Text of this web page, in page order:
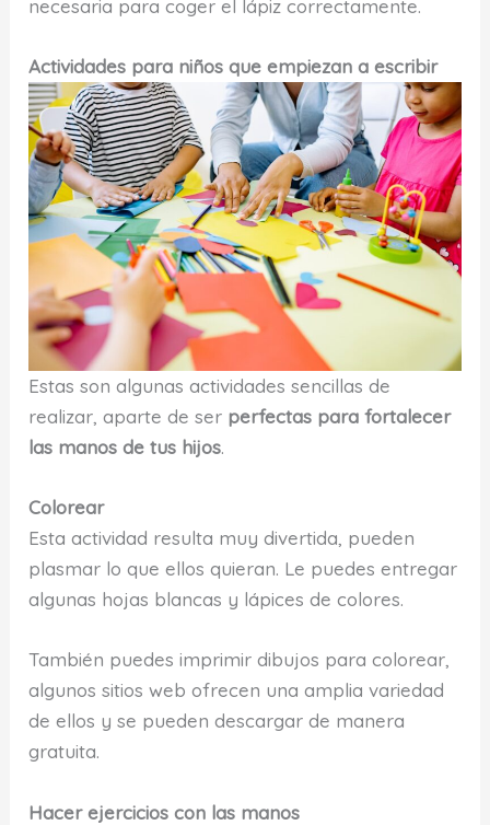
necesaria para coger el lápiz correctamente.
Actividades para niños que empiezan a escribir
Estas son algunas actividades sencillas de
realizar, aparte de ser perfectas para fortalecer
las manos de tus hijos.
Colorear
Esta actividad resulta muy divertida, pueden
plasmar lo que ellos quieran. Le puedes entregar
algunas hojas blancas y lápices de colores.
También puedes imprimir dibujos para colorear,
algunos sitios web ofrecen una amplia variedad
de ellos y se pueden descargar de manera
gratuita.
Hacer ejercicios con las manos